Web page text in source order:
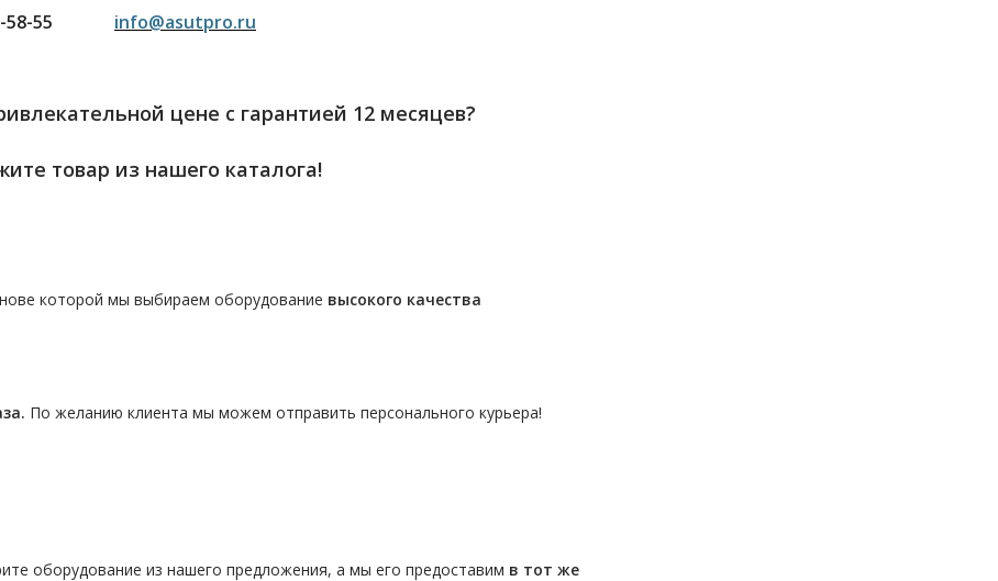
58-55 info@asutpro.ru
цене с гарантией 12 месяцев?
товар из нашего каталога!
которой мы выбираем оборудование высокого качества
По желанию клиента мы можем отправить персонального курьера!
оборудование из нашего предложения, а мы его предоставим в тот же